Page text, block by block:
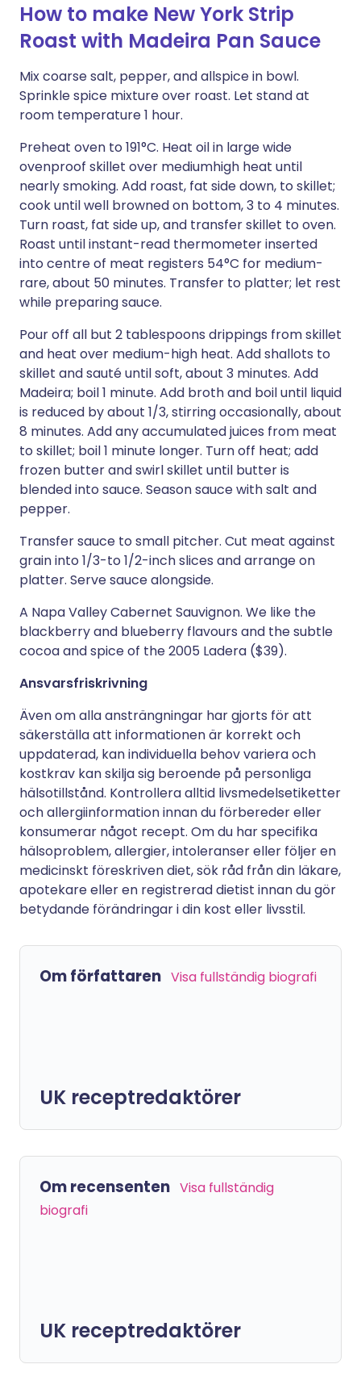
How to make New York Strip
Roast with Madeira Pan Sauce
Mix coarse salt, pepper, and allspice in bowl.
Sprinkle spice mixture over roast. Let stand at
room temperature 1 hour.
Preheat oven to 191°C. Heat oil in large wide
ovenproof skillet over mediumhigh heat until
nearly smoking. Add roast, fat side down, to skillet;
cook until well browned on bottom, 3 to 4 minutes.
Turn roast, fat side up, and transfer skillet to oven.
Roast until instant-read thermometer inserted
into centre of meat registers 54°C for medium-
rare, about 50 minutes. Transfer to platter; let rest
while preparing sauce.
Pour off all but 2 tablespoons drippings from skillet
and heat over medium-high heat. Add shallots to
skillet and sauté until soft, about 3 minutes. Add
Madeira; boil 1 minute. Add broth and boil until liquid
is reduced by about 1/3, stirring occasionally, about
8 minutes. Add any accumulated juices from meat
to skillet; boil 1 minute longer. Turn off heat; add
frozen butter and swirl skillet until butter is
blended into sauce. Season sauce with salt and
pepper.
Transfer sauce to small pitcher. Cut meat against
grain into 1/3-to 1/2-inch slices and arrange on
platter. Serve sauce alongside.
A Napa Valley Cabernet Sauvignon. We like the
blackberry and blueberry flavours and the subtle
cocoa and spice of the 2005 Ladera ($39).
Ansvarsfriskrivning
Även om alla ansträngningar har gjorts för att
säkerställa att informationen är korrekt och
uppdaterad, kan individuella behov variera och
kostkrav kan skilja sig beroende på personliga
hälsotillstånd. Kontrollera alltid livsmedelsetiketter
och allergiinformation innan du förbereder eller
konsumerar något recept. Om du har specifika
hälsoproblem, allergier, intoleranser eller följer en
medicinskt föreskriven diet, sök råd från din läkare,
apotekare eller en registrerad dietist innan du gör
betydande förändringar i din kost eller livsstil.
Om författaren Visa fullständig biografi
UK receptredaktörer
Om recensenten Visa fullständig
biografi
UK receptredaktörer